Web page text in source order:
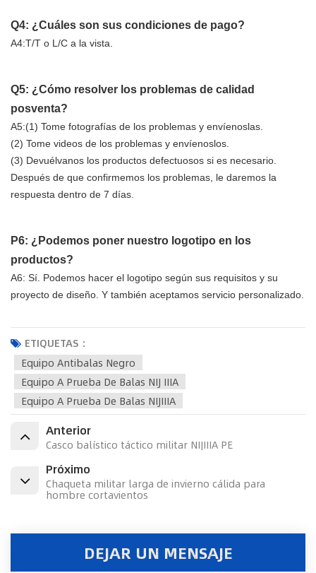
Q4: ¿Cuáles son sus condiciones de pago?
A4:T/T o L/C a la vista.
Q5: ¿Cómo resolver los problemas de calidad
posventa?
A5:(1) Tome fotografías de los problemas y envíenoslas.
(2) Tome videos de los problemas y envíenoslos.
(3) Devuélvanos los productos defectuosos si es necesario.
Después de que confirmemos los problemas, le daremos la
respuesta dentro de 7 días.
P6: ¿Podemos poner nuestro logotipo en los
productos?
A6: Sí. Podemos hacer el logotipo según sus requisitos y su
proyecto de diseño. Y también aceptamos servicio personalizado.
ETIQUETAS :
Equipo Antibalas Negro
Equipo A Prueba De Balas NIJ IIIA
Equipo A Prueba De Balas NIJIIIA
Anterior
Casco balístico táctico militar NIJIIIA PE
Próximo
Chaqueta militar larga de invierno cálida para
hombre cortavientos
DEJAR UN MENSAJE